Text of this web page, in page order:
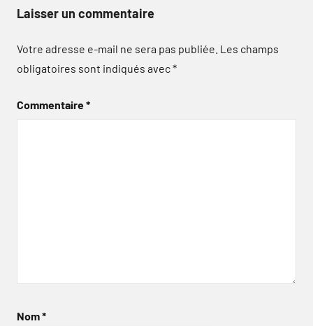
Laisser un commentaire
Votre adresse e-mail ne sera pas publiée. Les champs
obligatoires sont indiqués avec*
Commentaire*
Nom*